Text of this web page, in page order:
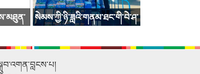
སེམས་ཀྱི་ཉི་ཟླའི་གནམ་ཐང་གི་བེ་ཤ་
རྒྱུས་རང་བཞིན་གྱི་ཚད་བརྒལ་བྱུང་